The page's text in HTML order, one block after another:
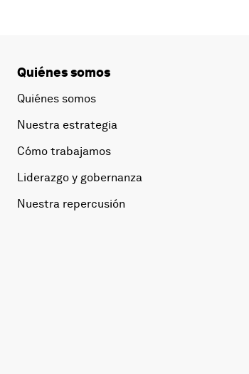
Quiénes somos
Quiénes somos
Nuestra estrategia
Cómo trabajamos
Liderazgo y gobernanza
Nuestra repercusión